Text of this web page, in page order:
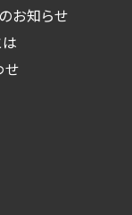
お知らせ
せ